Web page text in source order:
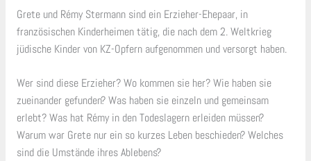
Grete und Rémy Stermann sind ein Erzieher-Ehepaar, in
französischen Kinderheimen tätig, die nach dem 2. Weltkrieg
jüdische Kinder von KZ-Opfern aufgenommen und versorgt haben.
Wer sind diese Erzieher? Wo kommen sie her? Wie haben sie
zueinander gefunden? Was haben sie einzeln und gemeinsam
erlebt? Was hat Rémy in den Todeslagern erleiden müssen?
Warum war Grete nur ein so kurzes Leben beschieden? Welches
sind die Umstände ihres Ablebens?